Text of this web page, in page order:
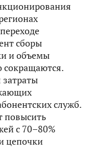
сборы
и объемы
сокращаются.
затраты
служб.
повысить
с 70–80%
цепочки